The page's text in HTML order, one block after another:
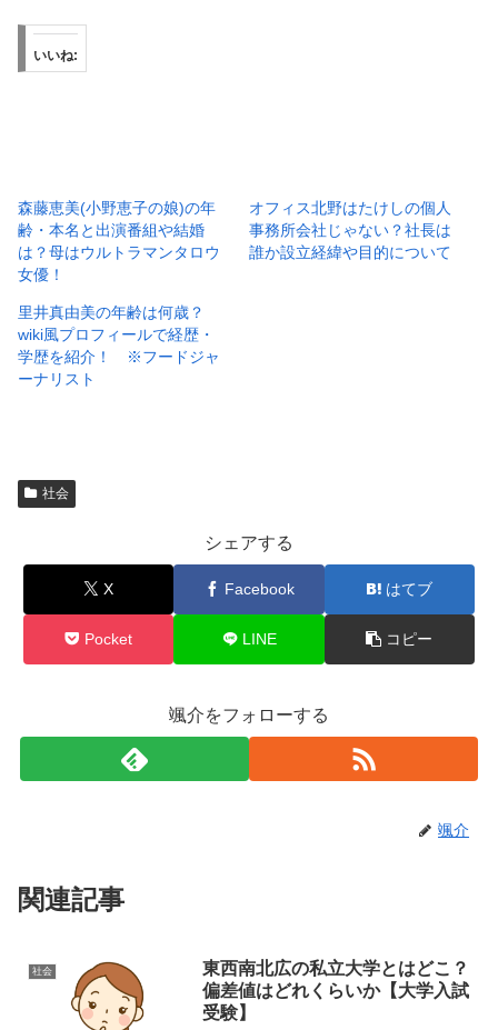
いいね:
森藤恵美(小野恵子の娘)の年
齢・本名と出演番組や結婚
は？母はウルトラマンタロウ
女優！
オフィス北野はたけしの個人
事務所会社じゃない？社長は
誰か設立経緯や目的について
里井真由美の年齢は何歳？
wiki風プロフィールで経歴・
学歴を紹介！ ※フードジャ
ーナリスト
社会
シェアする
X Facebook はてブ
Pocket LINE コピー
颯介をフォローする
颯介
関連記事
社会
東西南北広の私立大学とはどこ？
偏差値はどれくらいか【大学入試
受験】